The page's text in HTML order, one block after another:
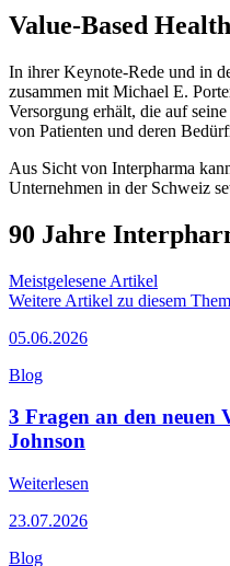
Value-Based
In ihrer Keynote-Rede und in
zusammen mit Michael E.
Versorgung erhält, die auf
von Patienten und deren
Aus Sicht von Interpharma
Unternehmen in der Schweiz
90 Jahre
Meistgelesene Artikel
Weitere Artikel zu diesem
05.06.2026
Blog
3 Fragen an den neuen
Johnson
Weiterlesen
23.07.2026
Blog